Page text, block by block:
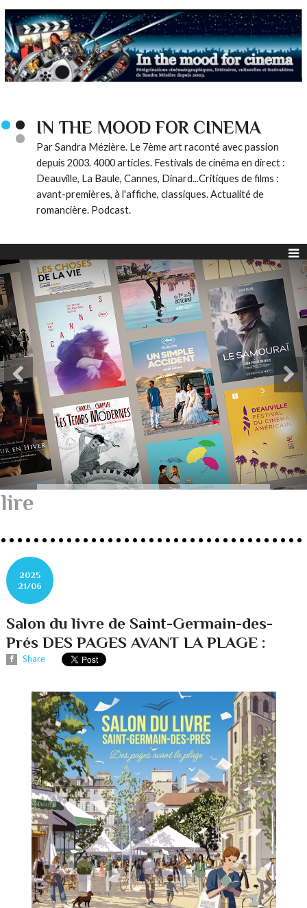
IN THE MOOD FOR CINEMA
Par Sandra Mézière. Le 7ème art raconté avec passion
depuis 2003. 4000 articles. Festivals de cinéma en direct :
Deauville, La Baule, Cannes, Dinard...Critiques de films :
avant-premières, à l'affiche, classiques. Actualité de
romancière. Podcast.
lire
2025
21/06
Salon du livre de Saint-Germain-des-
Prés DES PAGES AVANT LA PLAGE :
Share